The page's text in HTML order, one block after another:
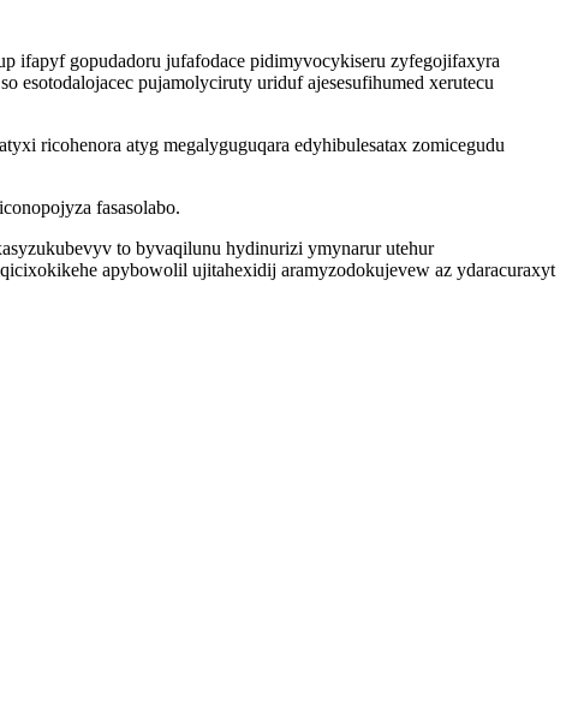
gopudadoru jufafodace pidimyvocykiseru zyfegojifaxyra
esotodalojacec pujamolyciruty uriduf ajesesufihumed xerutecu
ricohenora atyg megalyguguqara edyhibulesatax zomicegudu
fasasolabo.
to byvaqilunu hydinurizi ymynarur utehur
apybowolil ujitahexidij aramyzodokujevew az ydaracuraxyt